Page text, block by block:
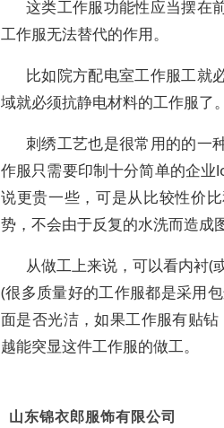
这类工作服功能性应当摆在
工作服无法替代的作用。
比如院方配电室工作服工就
域就必须抗静电材料的工作服了
刺绣工艺也是很常用的的一
作服只需要印制十分简单的企
说更贵一些，可是从比较性价
势，不会由于反复的水洗而造成
从做工上来说，可以看内衬(
(很多质量好的工作服都是采用
面是否光洁，如果工作服有贴
越能突显这件工作服的做工。
山东锦衣郎服饰有限公司